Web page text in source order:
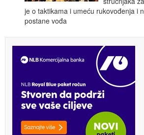
je o taktikama i umeću rukovođenja i
postane vođa